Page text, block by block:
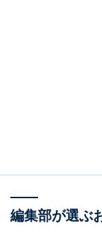
編集部が選ぶ